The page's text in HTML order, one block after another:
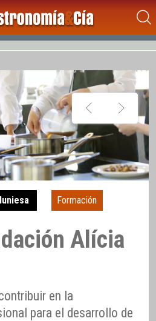
Formación
Alícia
en la
para el desarrollo de